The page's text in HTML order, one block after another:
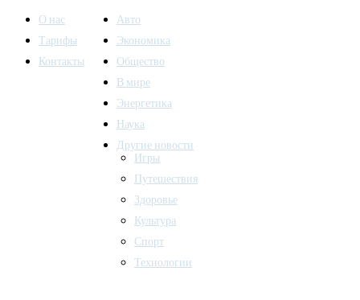
О нас
Тарифы
Контакты
Авто
Экономика
Общество
В мире
Энергетика
Наука
Другие новости
Игры
Путешествия
Здоровье
Культура
Спорт
Технологии